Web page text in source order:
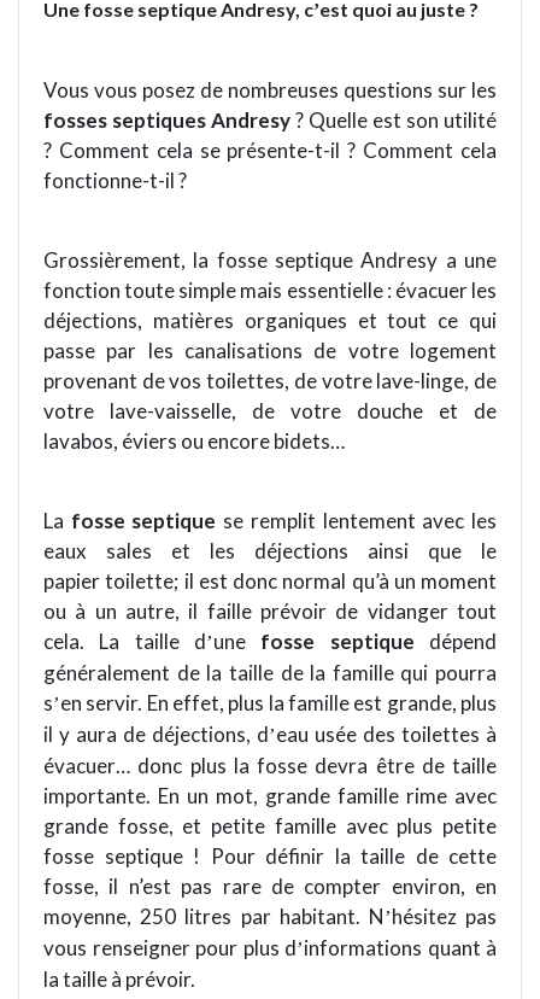
Une fosse septique Andresy, c’est quoi au juste ?
Vous vous posez de nombreuses questions sur les
fosses septiques Andresy? Quelle est son utilité
? Comment cela se présente-t-il ? Comment cela
fonctionne-t-il ?
Grossièrement, la fosse septique Andresy a une
fonction toute simple mais essentielle : évacuerles
déjections, matières organiques et tout ce qui
passe par les canalisations de votre logement
provenant de vos toilettes, de votre lave-linge, de
votre lave-vaisselle, de votre douche et de
lavabos, éviers ou encore bidets…
La fosse septique se remplit lentement avec les
eaux sales et les déjections ainsi que le
papier toilette; il est donc normal qu’à un moment
ou à un autre, il faille prévoir de vidanger tout
cela. La taille d’une fosse septique dépend
généralement de la taille de la famille qui pourra
s’en servir. En effet, plus la famille est grande, plus
il y aura de déjections, d’eau usée des toilettes à
évacuer… donc plus la fosse devra être de taille
importante. En un mot, grande famille rime avec
grande fosse, et petite famille avec plus petite
fosse septique ! Pour définir la taille de cette
fosse, il n’est pas rare de compter environ, en
moyenne, 250 litres par habitant. N’hésitez pas
vous renseigner pour plus d’informations quant à
la taille à prévoir.